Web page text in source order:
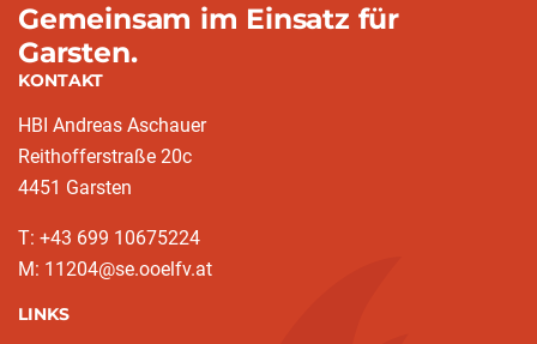
Gemeinsam im Einsatz für
Garsten.
KONTAKT
HBI Andreas Aschauer
Reithofferstraße 20c
4451 Garsten
T: ‭+43 699 10675224‬
M: 11204@se.ooelfv.at
LINKS